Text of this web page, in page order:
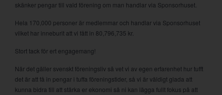
skänker pengar till vald förening om man handlar via Sponsorhuset.
Hela 170,000 personer är medlemmar och handlar via Sponsorhuset
vilket har inneburit att vi fått in 80,796,735 kr.
Stort tack för ert engagemang!
När det gäller svenskt föreningsliv så vet vi av egen erfarenhet hur tufft
det är att få in pengar i tuffa föreningstider, så vi är väldigt glada att
kunna bidra till att stärka er ekonomi så ni kan lägga fullt fokus på att